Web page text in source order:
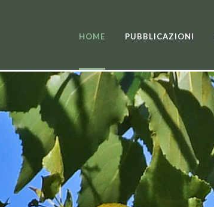
HOME PUBBLICAZIONI